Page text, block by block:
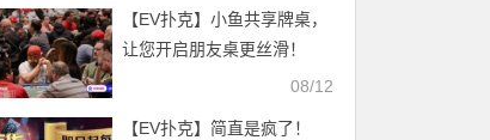
【EV扑克】小鱼共享牌桌，
让您开启朋友桌更丝滑！
08/12
【EV扑克】简直是疯了！